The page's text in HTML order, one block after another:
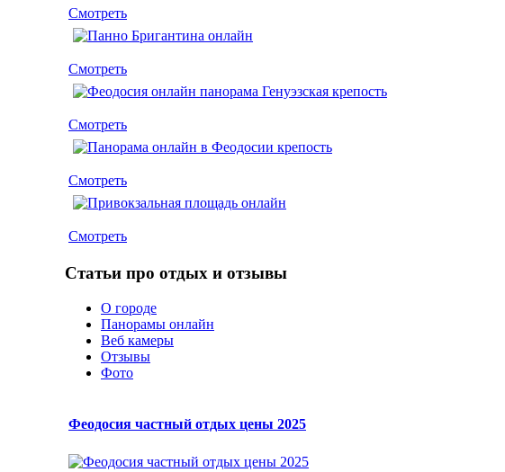
Смотреть
Смотреть
Смотреть
Смотреть
Смотреть
Статьи про отдых и отзывы
О городе
Панорамы онлайн
Веб камеры
Отзывы
Фото
Феодосия частный отдых цены 2025